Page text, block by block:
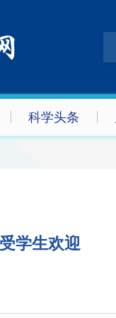
科学头条
学生欢迎